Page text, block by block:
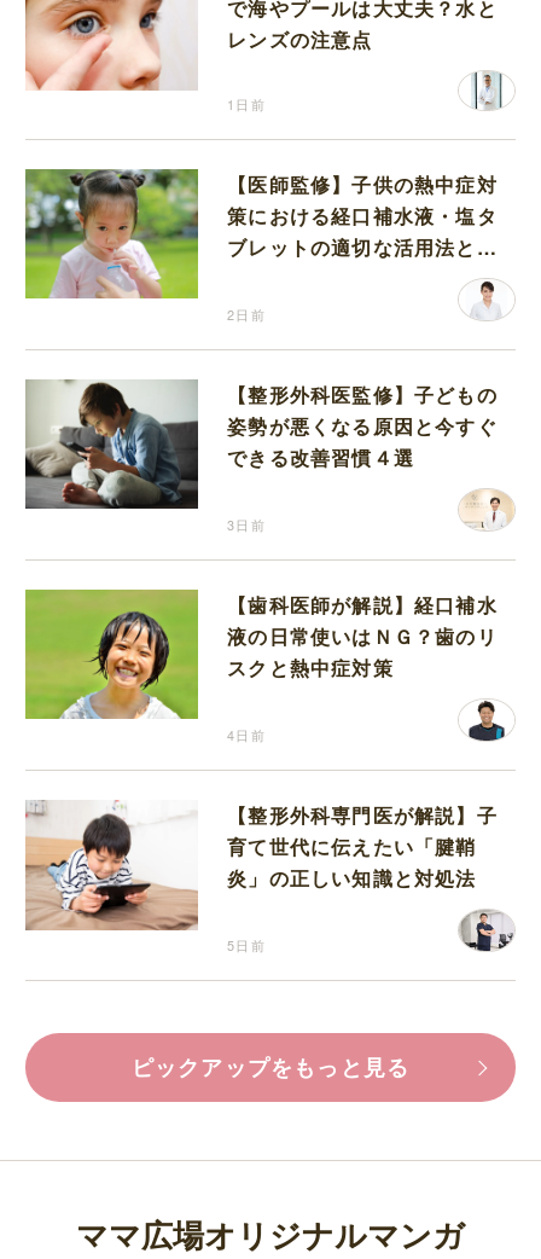
で海やプールは大丈夫？水と
レンズの注意点
1日前
【医師監修】子供の熱中症対
策における経口補水液・塩タ
ブレットの適切な活用法と水
2日前
【整形外科医監修】子どもの
姿勢が悪くなる原因と今すぐ
できる改善習慣４選
3日前
【歯科医師が解説】経口補水
液の日常使いはＮＧ？歯のリ
スクと熱中症対策
4日前
【整形外科専門医が解説】子
育て世代に伝えたい「腱鞘
炎」の正しい知識と対処法
5日前
ピックアップをもっと見る
ママ広場オリジナルマンガ